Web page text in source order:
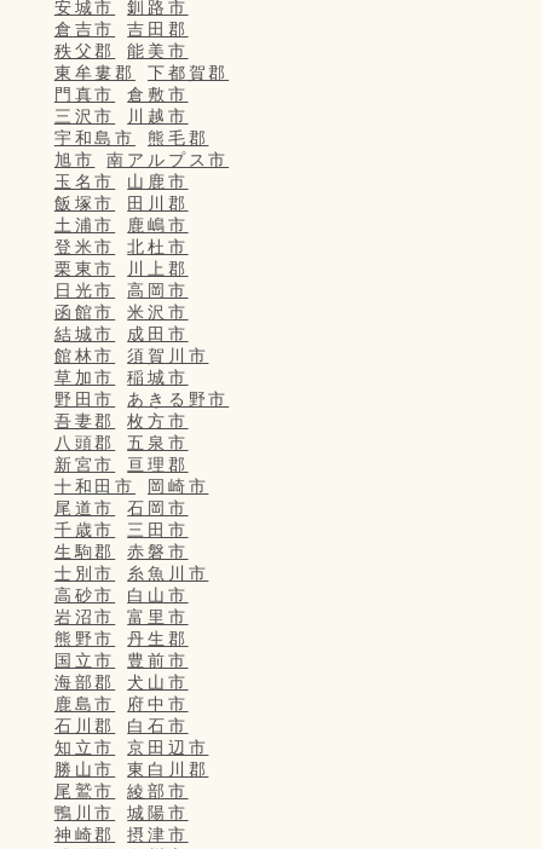
安城市
釧路市
倉吉市
吉田郡
秩父郡
能美市
東牟婁郡
下都賀郡
門真市
倉敷市
三沢市
川越市
宇和島市
熊毛郡
旭市
南アルプス市
玉名市
山鹿市
飯塚市
田川郡
土浦市
鹿嶋市
登米市
北杜市
栗東市
川上郡
日光市
高岡市
函館市
米沢市
結城市
成田市
館林市
須賀川市
草加市
稲城市
野田市
あきる野市
吾妻郡
枚方市
八頭郡
五泉市
新宮市
亘理郡
十和田市
岡崎市
尾道市
石岡市
千歳市
三田市
生駒郡
赤磐市
士別市
糸魚川市
高砂市
白山市
岩沼市
富里市
熊野市
丹生郡
国立市
豊前市
海部郡
犬山市
鹿島市
府中市
石川郡
白石市
知立市
京田辺市
勝山市
東白川郡
尾鷲市
綾部市
鴨川市
城陽市
神崎郡
摂津市